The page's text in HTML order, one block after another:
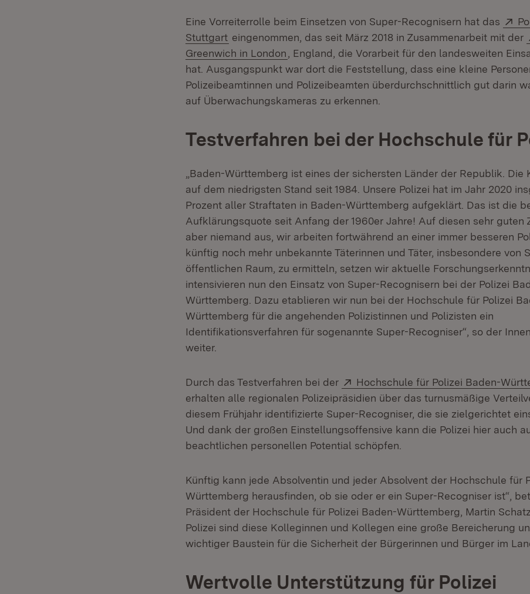
Eine Vorreiterrolle beim Einsetzen von Super-Recognisern hat das
Stuttgart (Öffnet in neuem Fenster)
eingenommen, das seit März 2018 in Zusammenarbeit mit der
Greenwich in London (Öffnet in neuem Fenster)
, England, die Vorarbeit für den landesweiten
hat. Ausgangspunkt war dort die Feststellung, dass eine kleine
Polizeibeamtinnen und Polizeibeamten überdurchschnittlich gut darin
auf Überwachungskameras zu erkennen.
Testverfahren bei der Hochschule für
„Baden-Württemberg ist eines der sichersten Länder der Republik. Die
auf dem niedrigsten Stand seit 1984. Unsere Polizei hat im Jahr 2020
Prozent aller Straftaten in Baden-Württemberg aufgeklärt. Das ist die
Aufklärungsquote seit Anfang der 1960er Jahre! Auf diesen sehr guten
aber niemand aus, wir arbeiten fortwährend an einer immer besseren
künftig noch mehr unbekannte Täterinnen und Täter, insbesondere von
öffentlichen Raum, zu ermitteln, setzen wir aktuelle
intensivieren nun den Einsatz von Super-Recognisern bei der Polizei
Württemberg. Dazu etablieren wir nun bei der Hochschule für Polizei
Württemberg für die angehenden Polizistinnen und Polizisten ein
Identifikationsverfahren für sogenannte Super-Recogniser“, so der
weiter.
Durch das Testverfahren bei der Extern:
Hochschule für Polizei Baden-
erhalten alle regionalen Polizeipräsidien über das turnusmäßige
diesem Frühjahr identifizierte Super-Recogniser, die sie zielgerichtet
Und dank der großen Einstellungsoffensive kann die Polizei hier auch
beachtlichen personellen Potential schöpfen.
Künftig kann jede Absolventin und jeder Absolvent der Hochschule für
Württemberg herausfinden, ob sie oder er ein Super-Recogniser ist“,
Präsident der Hochschule für Polizei Baden-Württemberg, Martin
Polizei sind diese Kolleginnen und Kollegen eine große Bereicherung
wichtiger Baustein für die Sicherheit der Bürgerinnen und Bürger im
Wertvolle Unterstützung für Polizei